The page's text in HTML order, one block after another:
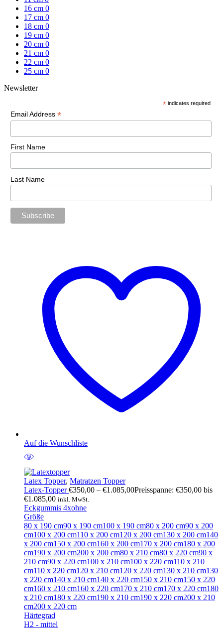
16 cm 0
17 cm 0
18 cm 0
19 cm 0
20 cm 0
21 cm 0
22 cm 0
25 cm 0
Newsletter
* indicates required
Email Address *
First Name
Last Name
Auf die Wunschliste
Latex Topper, Matratzen Topper
Latex-Topper€350,00 – €1.085,00Preisspanne: €350,00 bis
€1.085,00 inkl. MwSt.
Eckgummis 4xohne
Größe
80 x 190 cm90 x 190 cm100 x 190 cm80 x 200 cm90 x 200
cm100 x 200 cm110 x 200 cm120 x 200 cm130 x 200 cm140
x 200 cm150 x 200 cm160 x 200 cm170 x 200 cm180 x 200
cm190 x 200 cm200 x 200 cm80 x 210 cm80 x 220 cm90 x
210 cm90 x 220 cm100 x 210 cm100 x 220 cm110 x 210
cm110 x 220 cm120 x 210 cm120 x 220 cm130 x 210 cm130
x 220 cm140 x 210 cm140 x 220 cm150 x 210 cm150 x 220
cm160 x 210 cm160 x 220 cm170 x 210 cm170 x 220 cm180
x 210 cm180 x 220 cm190 x 210 cm190 x 220 cm200 x 210
cm200 x 220 cm
Härtegrad
H2 - mittel